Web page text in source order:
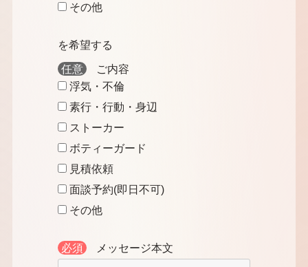
その他
を希望する
任意
ご内容
浮気・不倫
素行・行動・身辺
ストーカー
ボティーガード
見積依頼
面談予約(即日不可)
その他
必須 メッセージ本文